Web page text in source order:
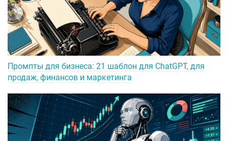
Промпты для бизнеса: 21 шаблон для ChatGPT, для
продаж, финансов и маркетинга